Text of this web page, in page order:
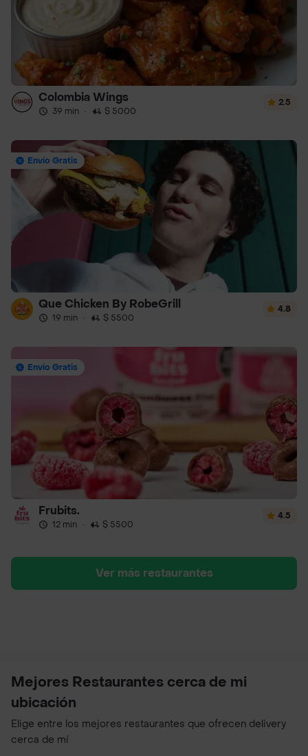
Colombia Wings
39 min · $ 5000
2.5
Envío Gratis
Que Chicken By RobeGrill
19 min · $ 5500
4.8
Envío Gratis
Frubits.
12 min · $ 5500
4.5
Ver más restaurantes
Mejores Restaurantes cerca de mi
ubicación
Elige entre los mejores restaurantes que ofrecen delivery
cerca de mí